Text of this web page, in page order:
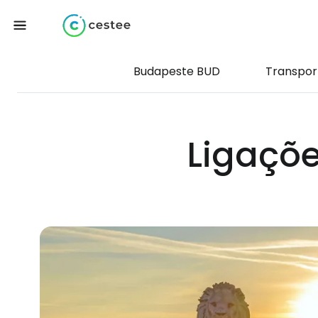
Budapeste BUD